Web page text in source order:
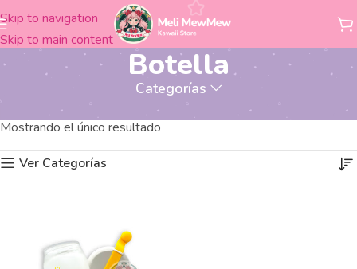
Skip to navigation
Skip to main content
Botella
Categorías
Productos etiquetados “Botella”
Mostrando el único resultado
Ver Categorías